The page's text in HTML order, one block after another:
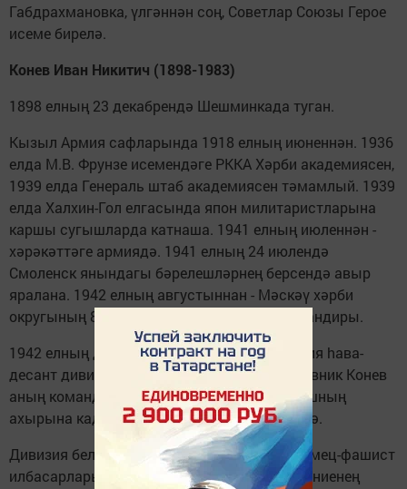
Габдрахмановка, үлгәннән соң, Советлар Союзы Герое
исеме бирелә.
Конев Иван Никитич (1898-1983)
1898 елның 23 декабрендә Шешминкада туган.
Кызыл Армия сафларында 1918 елның июненнән. 1936
елда М.В. Фрунзе исемендәге РККА Хәрби академиясен,
1939 елда Генераль штаб академиясен тәмамлый. 1939
елда Халхин-Гол елгасында япон милитаристларына
каршы сугышларда катнаша. 1941 елның июленнән -
хәрәкәттәге армиядә. 1941 елның 24 июлендә
Смоленск янындагы бәрелешләрнең берсендә авыр
яралана. 1942 елның августыннан - Мәскәү хәрби
округының 8 нче һава-десант корпусы командиры.
1942 елның декабрендә корпус 3 нче гвардия hава-
десант дивизиясе буларак үзгәртелә, полковник Конев
аның командиры итеп билгеләнә һәм сугышның
ахырына кадәр аның белән командалык итә.
Дивизия белән оста командалык иткәне, немец-фашист
илбасарларына каршы көрәштә командованиенең